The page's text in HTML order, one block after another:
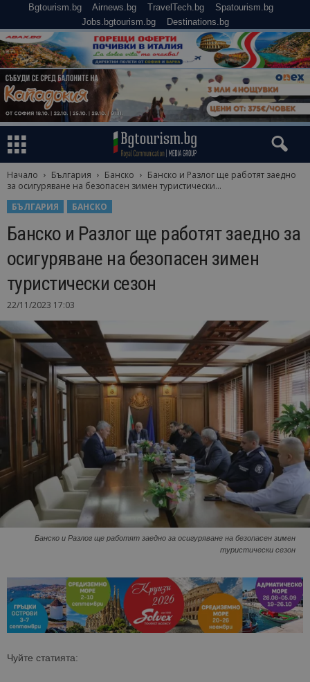
Bgtourism.bg Airnews.bg TravelTech.bg
Spatourism.bg
Jobs.bgtourism.bg
Destinations.bg
Начало България Банско
Банско и Разлог ще работят заедно
за осигуряване на безопасен зимен туристически...
БЪЛГАРИЯ
БАНСКО
Банско и Разлог ще работят заедно за
осигуряване на безопасен зимен
туристически сезон
22/11/2023 17:03
Банско и Разлог ще работят заедно за осигуряване на безопасен зимен
туристически сезон
Чуйте статията: